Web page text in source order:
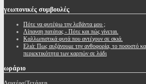
γεωπονικές συμβουλές
Πότε να φυτέψω την λεβάντα μου ;
Λίπανση πατάτας - Πότε και πώς γίνεται.
Καλλωπιστικά φυτά που αντέχουν σε σκιά.
Ελιά: Πως αυξάνουμε την ανθοφορία, το ποσοστό
περιεκτικότητα των καρπών σε λάδι
ωράριο